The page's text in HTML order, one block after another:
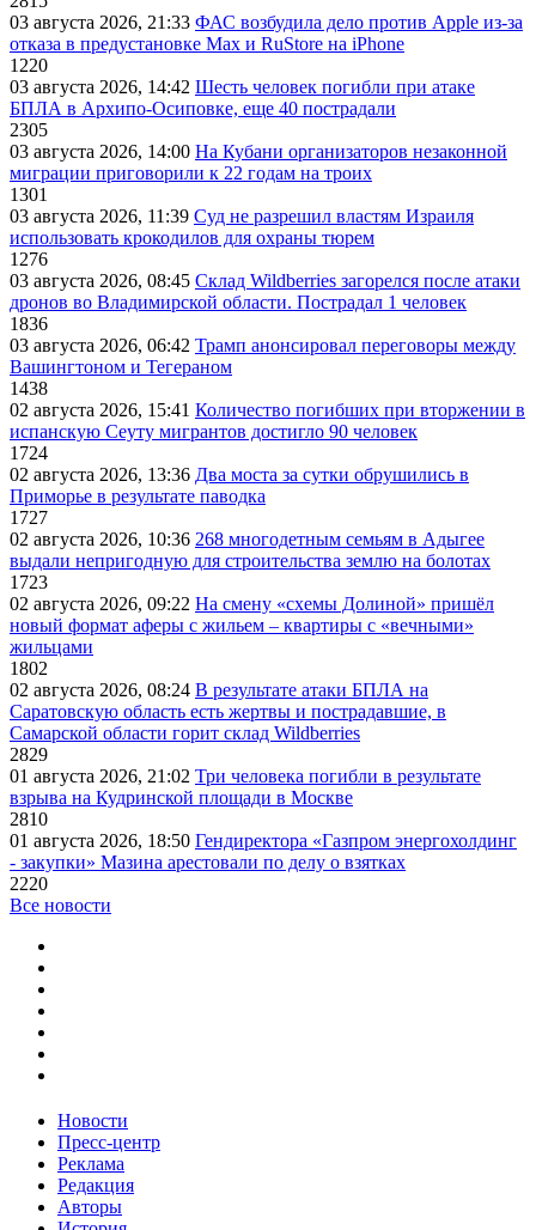
03 августа 2026, 21:33 ФАС возбудила дело против Apple из-за
отказа в предустановке Max и RuStore на iPhone
1220
03 августа 2026, 14:42 Шесть человек погибли при атаке
БПЛА в Архипо-Осиповке, еще 40 пострадали
2305
03 августа 2026, 14:00 На Кубани организаторов незаконной
миграции приговорили к 22 годам на троих
1301
03 августа 2026, 11:39 Суд не разрешил властям Израиля
использовать крокодилов для охраны тюрем
1276
03 августа 2026, 08:45 Склад Wildberries загорелся после атаки
дронов во Владимирской области. Пострадал 1 человек
1836
03 августа 2026, 06:42 Трамп анонсировал переговоры между
Вашингтоном и Тегераном
1438
02 августа 2026, 15:41 Количество погибших при вторжении в
испанскую Сеуту мигрантов достигло 90 человек
1724
02 августа 2026, 13:36 Два моста за сутки обрушились в
Приморье в результате паводка
1727
02 августа 2026, 10:36 268 многодетным семьям в Адыгее
выдали непригодную для строительства землю на болотах
1723
02 августа 2026, 09:22 На смену «схемы Долиной» пришёл
новый формат аферы с жильем – квартиры с «вечными»
жильцами
1802
02 августа 2026, 08:24 В результате атаки БПЛА на
Саратовскую область есть жертвы и пострадавшие, в
Самарской области горит склад Wildberries
2829
01 августа 2026, 21:02 Три человека погибли в результате
взрыва на Кудринской площади в Москве
2810
01 августа 2026, 18:50 Гендиректора «Газпром энергохолдинг
- закупки» Мазина арестовали по делу о взятках
2220
Все новости
Новости
Пресс-центр
Реклама
Редакция
Авторы